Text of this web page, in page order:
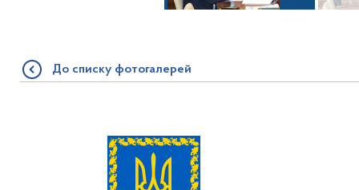
До списку фотогалерей